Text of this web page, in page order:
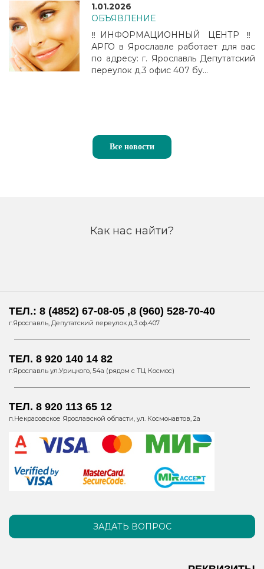
1.01.2026
ОБЪЯВЛЕНИЕ
‼️ИНФОРМАЦИОННЫЙ ЦЕНТР ‼️
АРГО в Ярославле работает для вас
по адресу: г. Ярославль Депутатский
переулок д.3 офис 407 бу...
Все новости
Как нас найти?
ТЕЛ.: 8 (4852) 67-08-05 ,8 (960) 528-70-40
г.Ярославль, Депутатский переулок д.3 оф.407
ТЕЛ. 8 920 140 14 82
г.Ярославль ул.Урицкого, 54а (рядом с ТЦ Космос)
ТЕЛ. 8 920 113 65 12
п.Некрасовское Ярославской области, ул. Космонавтов, 2а
ЗАДАТЬ ВОПРОС